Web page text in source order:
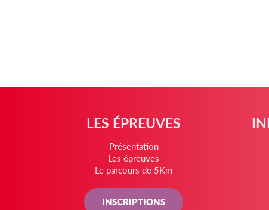
LES ÉPREUVES
Présentation
Les épreuves
Le parcours de 5Km
INSCRIPTIONS